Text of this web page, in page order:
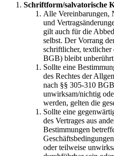
Schriftform/salvatorische
Alle Vereinbarungen,
und
gilt auch für die
selbst. Der Vorrang
schriftlicher,
BGB) bleibt
Sollte eine
des Rechtes der
nach §§ 305-310
unwirksam/nichtig
werden, gelten die
Sollte eine
des Vertrages aus
Bestimmungen
oder teilweise